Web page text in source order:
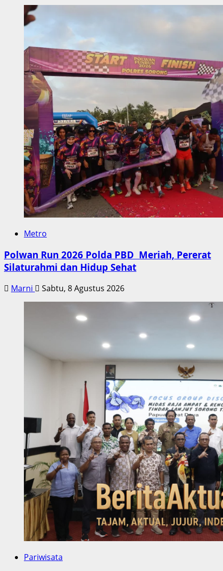
Metro
Polwan Run 2026 Polda PBD Meriah, Pererat
Silaturahmi dan Hidup Sehat
Marni Sabtu, 8 Agustus 2026
Pariwisata